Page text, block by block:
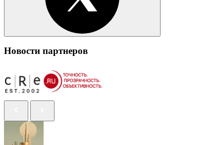
Новости партнеров